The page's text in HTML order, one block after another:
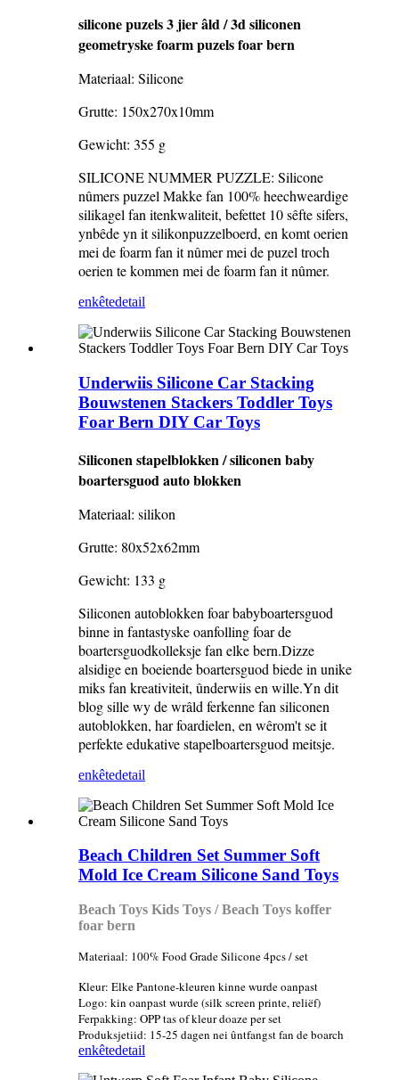
silicone puzels 3 jier âld / 3d siliconen
geometryske foarm puzels foar bern
Materiaal: Silicone
Grutte: 150x270x10mm
Gewicht: 355 g
SILICONE NUMMER PUZZLE: Silicone
nûmers puzzel Makke fan 100% heechweardige
silikagel fan itenkwaliteit, befettet 10 sêfte sifers,
ynbêde yn it silikonpuzzelboerd, en komt oerien
mei de foarm fan it nûmer mei de puzel troch
oerien te kommen mei de foarm fan it nûmer.
enkêtedetail
Underwiis Silicone Car Stacking
Bouwstenen Stackers Toddler Toys
Foar Bern DIY Car Toys
Siliconen stapelblokken / siliconen baby
boartersguod auto blokken
Materiaal: silikon
Grutte: 80x52x62mm
Gewicht: 133 g
Siliconen autoblokken foar babyboartersguod
binne in fantastyske oanfolling foar de
boartersguodkolleksje fan elke bern.Dizze
alsidige en boeiende boartersguod biede in unike
miks fan kreativiteit, ûnderwiis en wille.Yn dit
blog sille wy de wrâld ferkenne fan siliconen
autoblokken, har foardielen, en wêrom't se it
perfekte edukative stapelboartersguod meitsje.
enkêtedetail
Beach Children Set Summer Soft
Mold Ice Cream Silicone Sand Toys
Beach Toys Kids Toys / Beach Toys koffer
foar bern
Materiaal: 100% Food Grade Silicone 4pcs / set
Kleur: Elke Pantone-kleuren kinne wurde oanpast
Logo: kin oanpast wurde (silk screen printe, reliëf)
Ferpakking: OPP tas of kleur doaze per set
Produksjetiid: 15-25 dagen nei ûntfangst fan de boarch
enkêtedetail